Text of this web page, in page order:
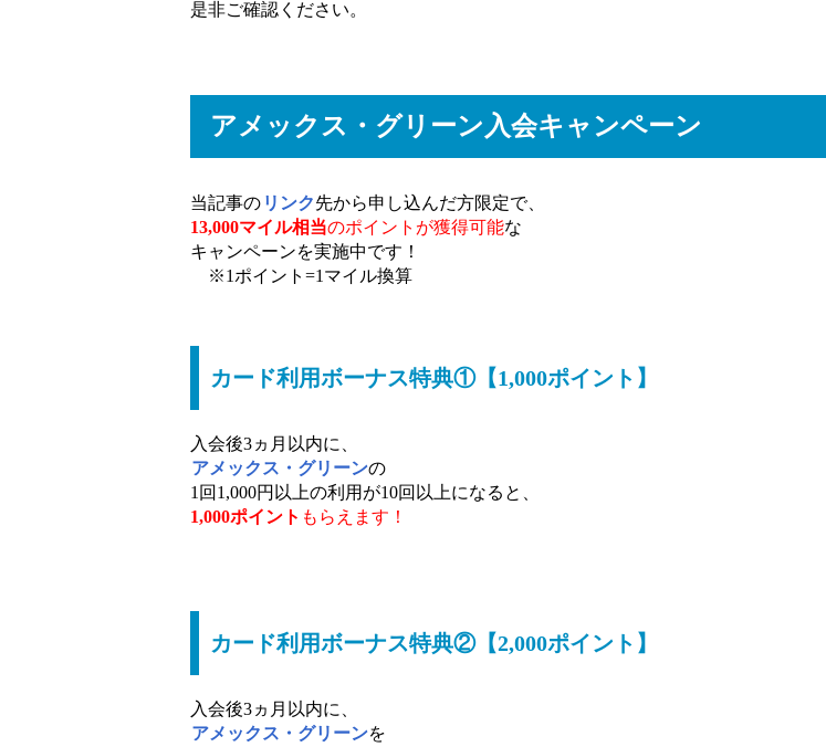
是非ご確認ください。
アメックス・グリーン入会キャンペーン
当記事の リンク先から申し込んだ方限定で、
13,000マイル相当のポイントが獲得可能な
キャンペーンを実施中です！
※1ポイント=1マイル換算
カード利用ボーナス特典①【1,000ポイント】
入会後3ヵ月以内に、
アメックス・グリーンの
1回1,000円以上の利用が10回以上になると、
1,000ポイント もらえます！
カード利用ボーナス特典②【2,000ポイント】
入会後3ヵ月以内に、
アメックス・グリーンを